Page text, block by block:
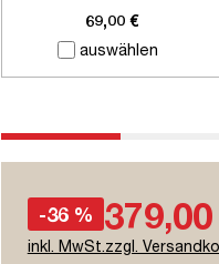
auswählen
69,00 €
-36 %
inkl. MwSt.zzgl.